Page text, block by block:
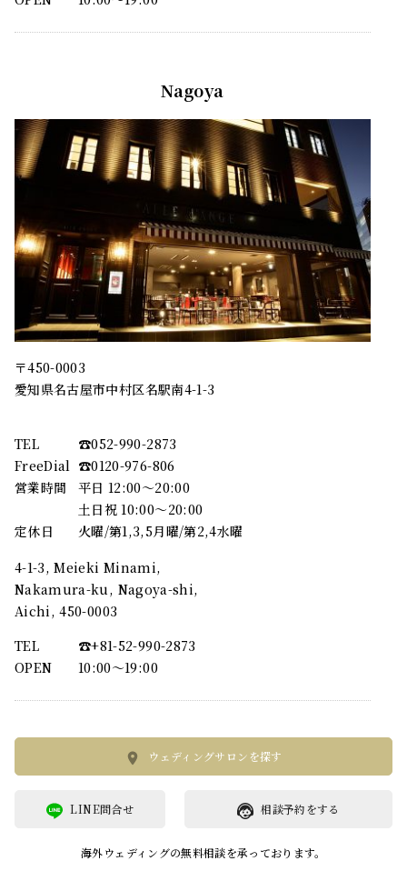
Nagoya
〒450-0003
愛知県名古屋市中村区名駅南4-1-3
TEL
☎︎052-990-2873
FreeDial ☎︎0120-976-806
営業時間
平日 12:00～20:00
土日祝 10:00～20:00
定休日
火曜/第1,3,5月曜/第2,4水曜
4-1-3, Meieki Minami,
Nakamura-ku, Nagoya-shi,
Aichi, 450-0003
TEL
☎︎+81-52-990-2873
OPEN
10:00〜19:00
ウェディングサロンを探す
相談予約をする
LINE問合せ
海外ウェディングの無料相談を承っております。